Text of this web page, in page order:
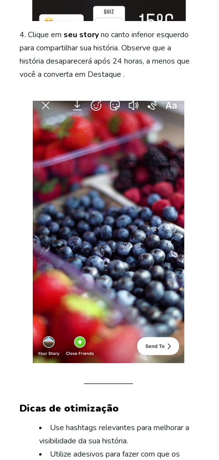
4. Clique em seu storyno canto inferior esquerdo
para compartilhar sua história. Observe que a
história desaparecerá após 24 horas, a menos que
você a converta em Destaque .
Dicas de otimização
Use hashtags relevantes para melhorar a
visibilidade da sua história.
Utilize adesivos para fazer com que os